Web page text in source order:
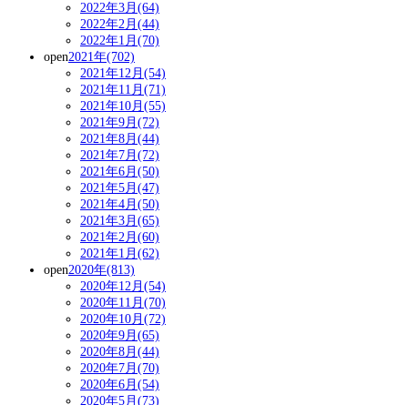
2022年3月(64)
2022年2月(44)
2022年1月(70)
open2021年(702)
2021年12月(54)
2021年11月(71)
2021年10月(55)
2021年9月(72)
2021年8月(44)
2021年7月(72)
2021年6月(50)
2021年5月(47)
2021年4月(50)
2021年3月(65)
2021年2月(60)
2021年1月(62)
open2020年(813)
2020年12月(54)
2020年11月(70)
2020年10月(72)
2020年9月(65)
2020年8月(44)
2020年7月(70)
2020年6月(54)
2020年5月(73)